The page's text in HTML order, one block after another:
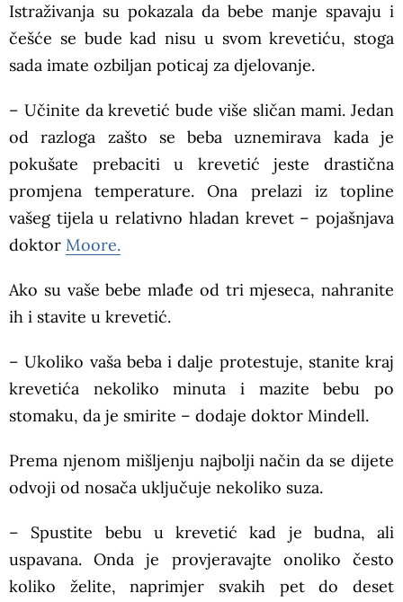
Istraživanja su pokazala da bebe manje spavaju i
češće se bude kad nisu u svom krevetiću, stoga
sada imate ozbiljan poticaj za djelovanje.
– Učinite da krevetić bude više sličan mami. Jedan
od razloga zašto se beba uznemirava kada je
pokušate prebaciti u krevetić jeste drastična
promjena temperature. Ona prelazi iz topline
vašeg tijela u relativno hladan krevet – pojašnjava
doktor Moore.
Ako su vaše bebe mlađe od tri mjeseca, nahranite
ih i stavite u krevetić.
– Ukoliko vaša beba i dalje protestuje, stanite kraj
krevetića nekoliko minuta i mazite bebu po
stomaku, da je smirite – dodaje doktor Mindell.
Prema njenom mišljenju najbolji način da se dijete
odvoji od nosača uključuje nekoliko suza.
– Spustite bebu u krevetić kad je budna, ali
uspavana. Onda je provjeravajte onoliko često
koliko želite, naprimjer svakih pet do deset